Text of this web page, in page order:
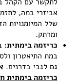
אביזרי במה,
שלל המיומנויות
ומרתק.
כריזמה בימתית:
במת התיאטרון
גם לגבי בדרנים.
כריזמה בימתית